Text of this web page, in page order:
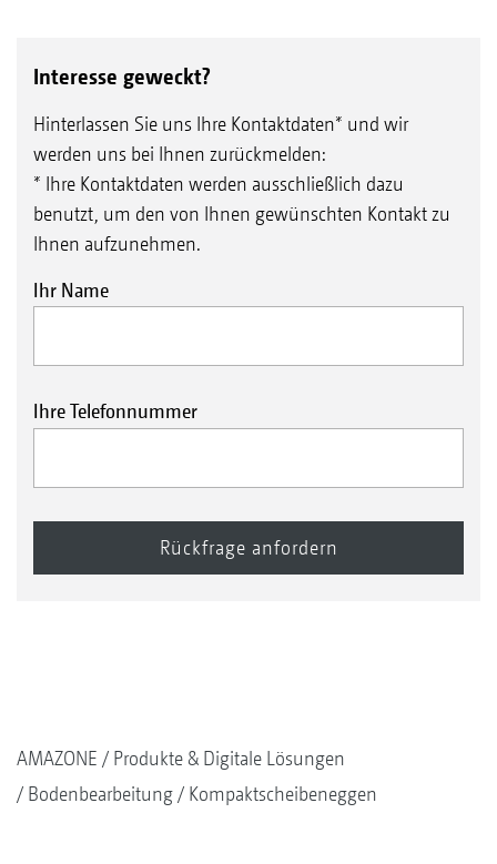
Interesse geweckt?
Hinterlassen Sie uns Ihre Kontaktdaten* und wir
werden uns bei Ihnen zurückmelden:
* Ihre Kontaktdaten werden ausschließlich dazu
benutzt, um den von Ihnen gewünschten Kontakt zu
Ihnen aufzunehmen.
Ihr Name
Ihre Telefonnummer
AMAZONE
Produkte & Digitale Lösungen
Bodenbearbeitung
Kompaktscheibeneggen